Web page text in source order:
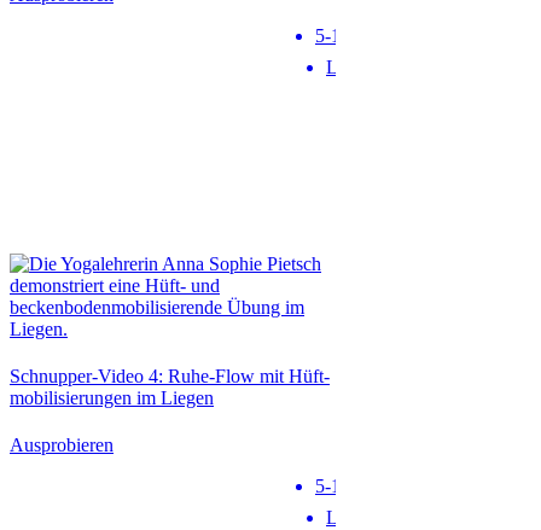
5-10 min
Level 1
Schnupper-Video 4: Ruhe-Flow mit Hüft­
mobi­li­sie­rungen im Liegen
Ausprobieren
5-10 min
Level 1